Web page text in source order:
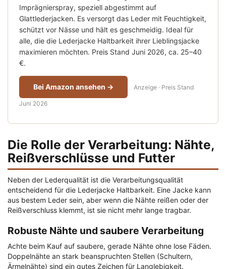
Imprägnierspray, speziell abgestimmt auf
Glattlederjacken. Es versorgt das Leder mit Feuchtigkeit,
schützt vor Nässe und hält es geschmeidig. Ideal für
alle, die die Lederjacke Haltbarkeit ihrer Lieblingsjacke
maximieren möchten. Preis Stand Juni 2026, ca. 25–40
€.
Bei Amazon ansehen → Anzeige · Preis Stand
Juni 2026
Die Rolle der Verarbeitung: Nähte,
Reißverschlüsse und Futter
Neben der Lederqualität ist die Verarbeitungsqualität
entscheidend für die Lederjacke Haltbarkeit. Eine Jacke kann
aus bestem Leder sein, aber wenn die Nähte reißen oder der
Reißverschluss klemmt, ist sie nicht mehr lange tragbar.
Robuste Nähte und saubere Verarbeitung
Achte beim Kauf auf saubere, gerade Nähte ohne lose Fäden.
Doppelnähte an stark beanspruchten Stellen (Schultern,
Ärmelnähte) sind ein gutes Zeichen für Langlebigkeit.